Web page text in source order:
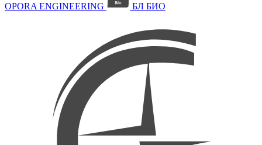
OPORA ENGINEERING БЛ БИО